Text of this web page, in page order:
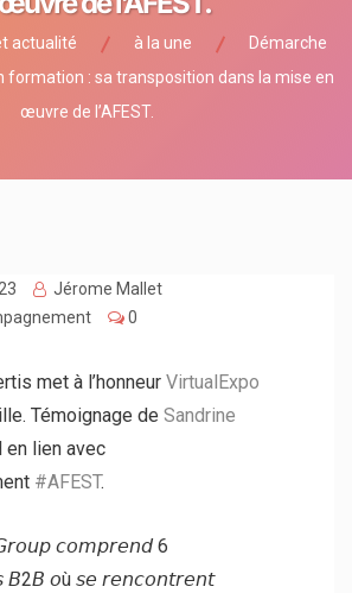
actualité à la une
Démarche
formation : sa transposition dans la mise en
œuvre de l’AFEST.
Jérome Mallet
0
met à l’honneur VirtualExpo
Témoignage de Sandrine
en lien avec
#AFEST.
𝘎𝘳𝘰𝘶𝘱 𝘤𝘰𝘮𝘱𝘳𝘦𝘯𝘥 6
𝘉2𝘉 𝘰ù 𝘴𝘦 𝘳𝘦𝘯𝘤𝘰𝘯𝘵𝘳𝘦𝘯𝘵